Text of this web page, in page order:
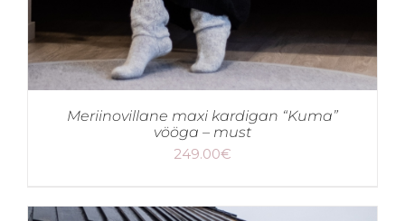
Meriinovillane maxi kardigan “Kuma”
vööga – must
249.00€